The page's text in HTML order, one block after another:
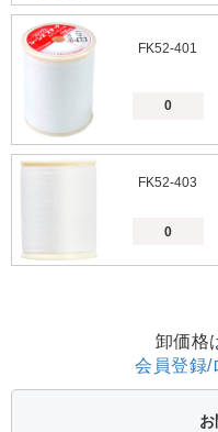
FK52-401
FK52-403
卸価格
会員登録/